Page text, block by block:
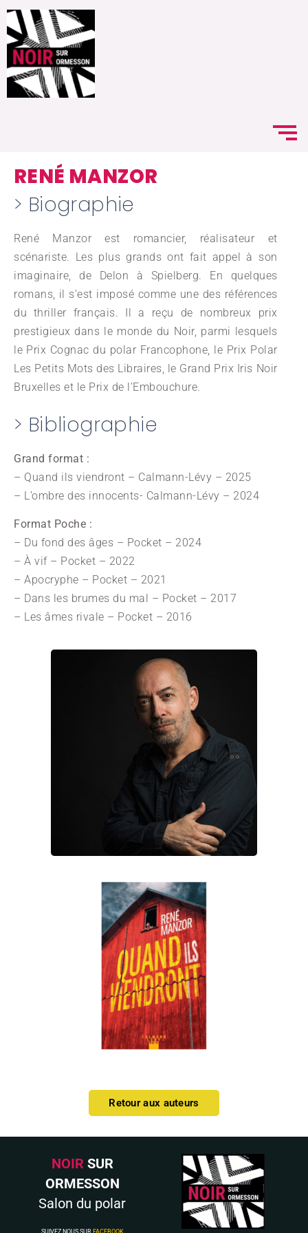
RENÉ MANZOR
> Biographie
René Manzor est romancier, réalisateur et
scénariste. Les plus grands ont fait appel à son
imaginaire, de Delon à Spielberg. En quelques
romans, il s’est imposé comme une des références
du thriller français. Il a reçu de nombreux prix
prestigieux dans le monde du Noir, parmi lesquels
le Prix Cognac du polar Francophone, le Prix Polar
Les Petits Mots des Libraires, le Grand Prix Iris Noir
Bruxelles et le Prix de l’Embouchure.
> Bibliographie
Grand format :
– Quand ils viendront – Calmann-Lévy – 2025
– L’ombre des innocents- Calmann-Lévy – 2024
Format Poche :
– Du fond des âges – Pocket – 2024
– À vif – Pocket – 2022
– Apocryphe – Pocket – 2021
– Dans les brumes du mal – Pocket – 2017
– Les âmes rivale – Pocket – 2016
Retour aux auteurs
NOIRSUR
ORMESSON
Salon du polar
SUIVEZ NOUS SUR FACEBOOK